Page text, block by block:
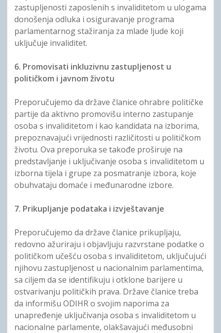
zastupljenosti zaposlenih s invaliditetom u ulogama
donošenja odluka i osiguravanje programa
parlamentarnog stažiranja za mlade ljude koji
uključuje invaliditet.
6. Promovisati inkluzivnu zastupljenost u
političkom i javnom životu
Preporučujemo da države članice ohrabre političke
partije da aktivno promovišu interno zastupanje
osoba s invaliditetom i kao kandidata na izborima,
prepoznavajući vrijednosti različitosti u političkom
životu. Ova preporuka se takođe proširuje na
predstavljanje i uključivanje osoba s invaliditetom u
izborna tijela i grupe za posmatranje izbora, koje
obuhvataju domaće i međunarodne izbore.
7. Prikupljanje podataka i izvještavanje
Preporučujemo da države članice prikupljaju,
redovno ažuriraju i objavljuju razvrstane podatke o
političkom učešću osoba s invaliditetom, uključujući
njihovu zastupljenost u nacionalnim parlamentima,
sa ciljem da se identifikuju i otklone barijere u
ostvarivanju političkih prava. Države članice treba
da informišu ODIHR o svojim naporima za
unapređenje uključivanja osoba s invaliditetom u
nacionalne parlamente, olakšavajući međusobni